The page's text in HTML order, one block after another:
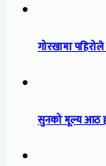
गोरखामा पहिरोले
सुनको मूल्य आठ